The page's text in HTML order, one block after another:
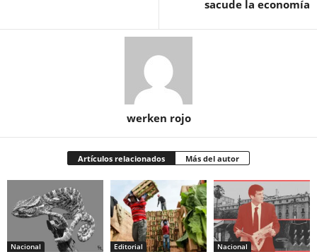
sacude la economía
werken rojo
Artículos relacionados Más del autor
Nacional Editorial Nacional